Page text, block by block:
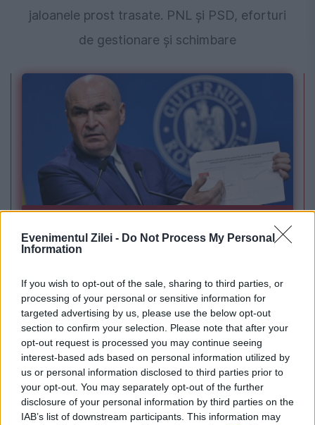
Evenimentul Zilei - Do Not Process My Personal
Information
If you wish to opt-out of the sale, sharing to third parties, or
processing of your personal or sensitive information for
targeted advertising by us, please use the below opt-out
section to confirm your selection. Please note that after your
opt-out request is processed you may continue seeing
interest-based ads based on personal information utilized by
us or personal information disclosed to third parties prior to
your opt-out. You may separately opt-out of the further
disclosure of your personal information by third parties on the
IAB’s list of downstream participants. This information may
jaloanele prost trasate. PNL și PSD, eforturi
de gestionare și schimbare
POLITICA
Bolojan: Agențiile de rating vor analiza trei
a României